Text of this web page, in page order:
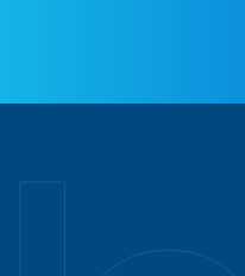
conteúdo